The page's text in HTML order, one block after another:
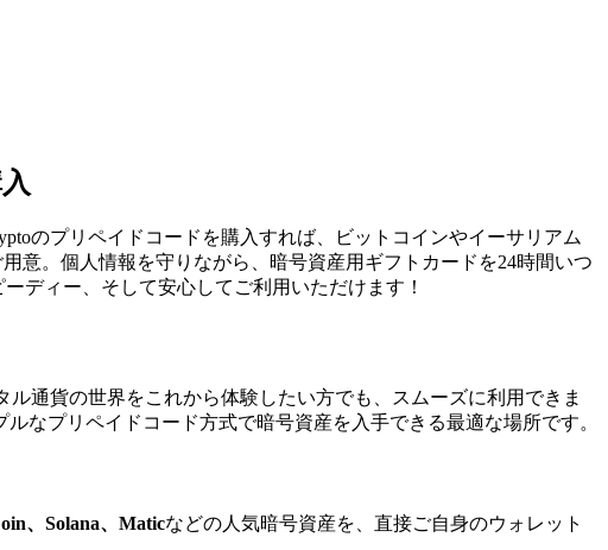
のプリペイドコードを購入すれば、ビットコインやイーサリアム
意。個人情報を守りながら、暗号資産用ギフトカードを24時間いつ
ディー、そして安心してご利用いただけます！
通貨の世界をこれから体験したい方でも、スムーズに利用できま
ルなプリペイドコード方式で暗号資産を入手できる最適な場所です。
、Solana、Maticなどの人気暗号資産を、直接ご自身のウォレット